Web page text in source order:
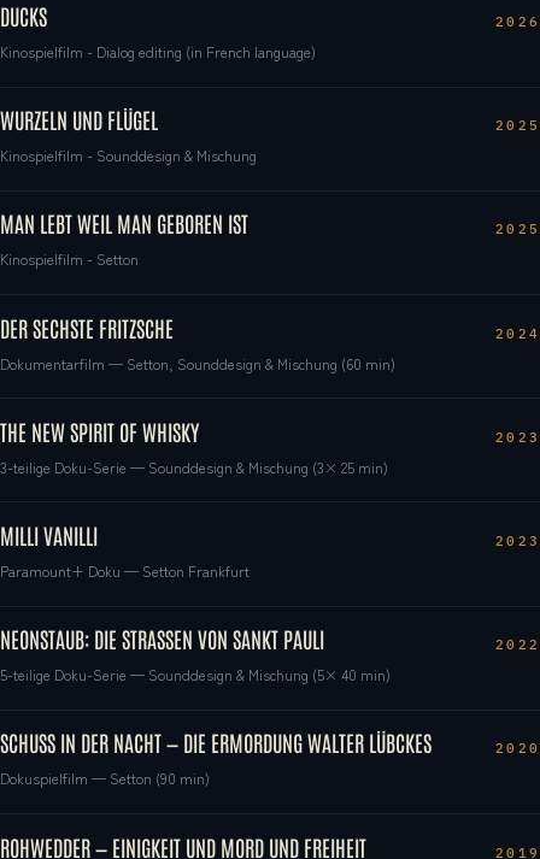
DUCKS 2026
Kinospielfilm - Dialog editing (in French language)
WURZELN UND FLÜGEL 2025
Kinospielfilm - Sounddesign & Mischung
MAN LEBT WEIL MAN GEBOREN IST 2025
Kinospielfilm - Setton
DER SECHSTE FRITZSCHE 2024
Dokumentarfilm — Setton, Sounddesign & Mischung (60 min)
THE NEW SPIRIT OF WHISKY 2023
3-teilige Doku-Serie — Sounddesign & Mischung (3× 25 min)
MILLI VANILLI 2023
Paramount+ Doku — Setton Frankfurt
NEONSTAUB: DIE STRASSEN VON SANKT PAULI 2022
5-teilige Doku-Serie — Sounddesign & Mischung (5× 40 min)
SCHUSS IN DER NACHT — DIE ERMORDUNG WALTER LÜBCKES 2020
Dokuspielfilm — Setton (90 min)
ROHWEDDER — EINIGKEIT UND MORD UND FREIHEIT 2019